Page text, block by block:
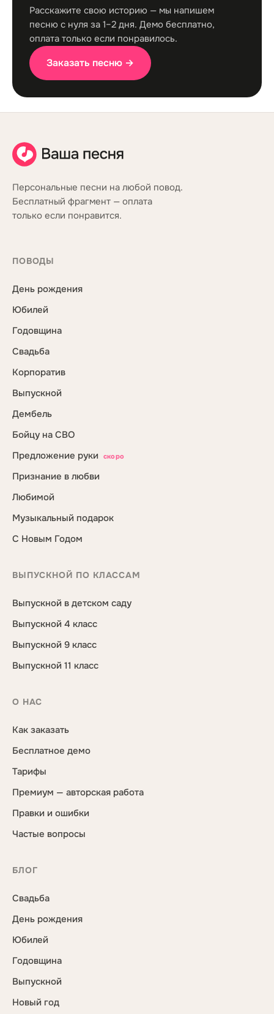
Расскажите свою историю — мы напишем
песню с нуля за 1–2 дня. Демо бесплатно,
оплата только если понравилось.
Заказать песню →
Персональные песни на любой повод.
Бесплатный фрагмент — оплата
только если понравится.
ПОВОДЫ
День рождения
Юбилей
Годовщина
Свадьба
Корпоратив
Выпускной
Дембель
Бойцу на СВО
Предложение руки
скоро
Признание в любви
Любимой
Музыкальный подарок
С Новым Годом
ВЫПУСКНОЙ ПО КЛАССАМ
Выпускной в детском саду
Выпускной 4 класс
Выпускной 9 класс
Выпускной 11 класс
О НАС
Как заказать
Бесплатное демо
Тарифы
Премиум — авторская работа
Правки и ошибки
Частые вопросы
БЛОГ
Свадьба
День рождения
Юбилей
Годовщина
Выпускной
Новый год